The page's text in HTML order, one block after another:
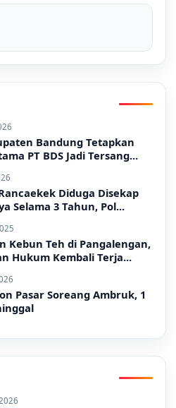
Bandung Tetapkan
PT BDS Jadi Tersang...
Diduga Disekap
Selama 3 Tahun, Pol...
Kebun Teh di Pangalengan,
Hukum Kembali Terja...
Pasar Soreang Ambruk, 1